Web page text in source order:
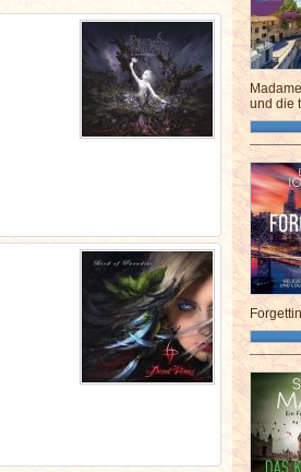
und die